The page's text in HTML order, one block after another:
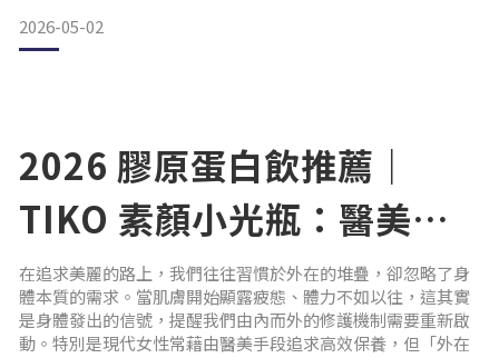
後都只是在體內走個過場，那這場保養究竟是在救贖你的雙
眼，還是在安慰你的焦慮？別被「數字遊戲」給騙了：吃進去
2026-05-02
2026 膠原蛋白飲推薦｜
TIKO 素顏小光瓶：醫美術
後修復解決方案
在追求美麗的路上，我們往往習慣於外在的堆疊，卻忽略了身
體本質的需求。當肌膚開始顯露疲態、體力不如以往，這其實
是身體發出的信號，提醒我們由內而外的修護機制需要重新啟
動。特別是現代女性常藉由醫美手段追求高效保養，但「外在